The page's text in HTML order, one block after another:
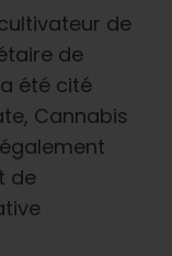
de
de
été cité
Cannabis
de